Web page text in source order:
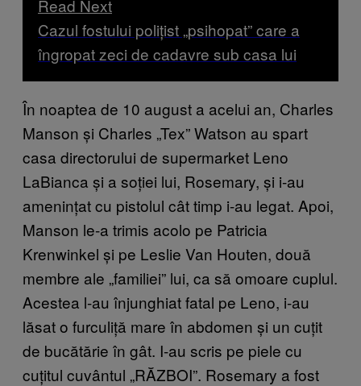
Read Next
Cazul fostului polițist „psihopat” care a
îngropat zeci de cadavre sub casa lui
În noaptea de 10 august a acelui an, Charles
Manson și Charles „Tex” Watson au spart
casa directorului de supermarket Leno
LaBianca și a soției lui, Rosemary, și i-au
amenințat cu pistolul cât timp i-au legat. Apoi,
Manson le-a trimis acolo pe Patricia
Krenwinkel și pe Leslie Van Houten, două
membre ale „familiei” lui, ca să omoare cuplul.
Acestea l-au înjunghiat fatal pe Leno, i-au
lăsat o furculiță mare în abdomen și un cuțit
de bucătărie în gât. I-au scris pe piele cu
cuțitul cuvântul „RĂZBOI”. Rosemary a fost